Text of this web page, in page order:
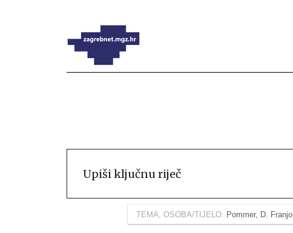
TEMA, OSOBA/TIJELO: Pommer, D. Franjo